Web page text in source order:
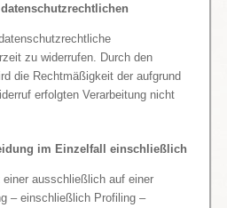
zu widerrufen. Durch den
die Rechtmäßigkeit der aufgrund
erfolgten Verarbeitung nicht
im Einzelfall einschließlich
ausschließlich auf einer
– einschließlich Profiling –